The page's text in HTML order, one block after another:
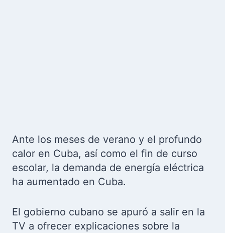
Ante los meses de verano y el profundo
calor en Cuba, así como el fin de curso
escolar, la demanda de energía eléctrica
ha aumentado en Cuba.
El gobierno cubano se apuró a salir en la
TV a ofrecer explicaciones sobre la